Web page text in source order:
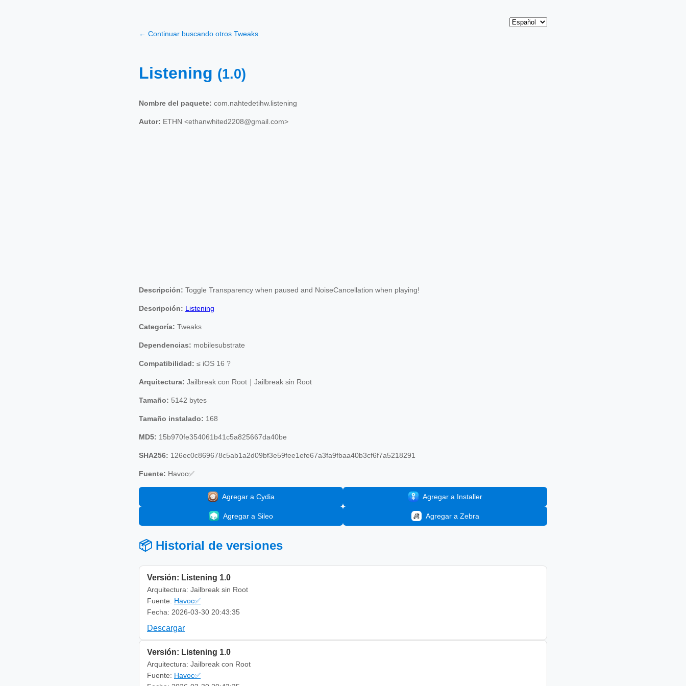
← Continuar buscando otros Tweaks
Listening (1.0)
Nombre del paquete: com.nahtedetihw.listening
Autor: ETHN <ethanwhited2208@gmail.com>
Descripción: Toggle Transparency when paused and NoiseCancellation when playing!
Descripción: Listening
Categoría: Tweaks
Dependencias: mobilesubstrate
Compatibilidad: ≤ iOS 16 ?
Arquitectura: Jailbreak con Root｜Jailbreak sin Root
Tamaño: 5142 bytes
Tamaño instalado: 168
MD5: 15b970fe354061b41c5a825667da40be
SHA256: 126ec0c869678c5ab1a2d09bf3e59fee1efe67a3fa9fbaa40b3cf6f7a5218291
Fuente: Havoc✅
Agregar a Cydia Agregar a Installer
Agregar a Sileo Agregar a Zebra
📦 Historial de versiones
Versión: Listening 1.0
Arquitectura: Jailbreak sin Root
Fuente: Havoc✅
Fecha: 2026-03-30 20:43:35
Descargar
Versión: Listening 1.0
Arquitectura: Jailbreak con Root
Fuente: Havoc✅